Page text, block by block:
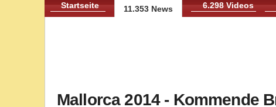
Startseite 11.353 News 6.298 Videos
Mallorca 2014 - Kommende